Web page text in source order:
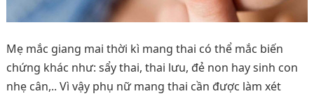
Mẹ mắc giang mai thời kì mang thai có thể mắc biến
chứng khác như: sẩy thai, thai lưu, đẻ non hay sinh con
nhẹ cân,.. Vì vậy phụ nữ mang thai cần được làm xét